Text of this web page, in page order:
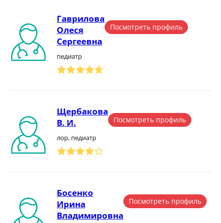
Гаврилова
Олеся
Сергеевна
педиатр
Посмотреть профиль
Щербакова
В. И.
лор, педиатр
Посмотреть профиль
Босенко
Ирина
Владимировна
Посмотреть профиль